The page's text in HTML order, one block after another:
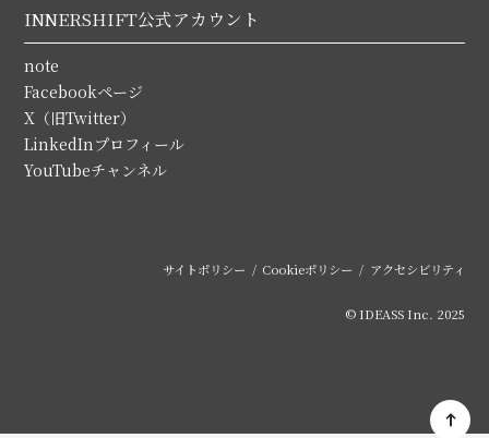
INNERSHIFT公式アカウント
note
Facebookページ
X（旧Twitter）
LinkedInプロフィール
YouTubeチャンネル
サイトポリシー Cookieポリシー アクセシビリティ
© IDEASS Inc. 2025